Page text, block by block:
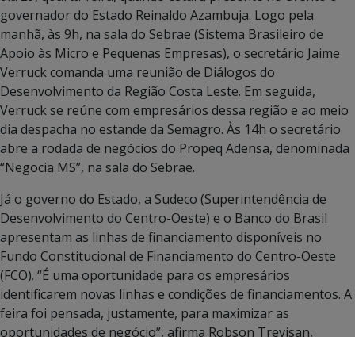
governador do Estado Reinaldo Azambuja. Logo pela
manhã, às 9h, na sala do Sebrae (Sistema Brasileiro de
Apoio às Micro e Pequenas Empresas), o secretário Jaime
Verruck comanda uma reunião de Diálogos do
Desenvolvimento da Região Costa Leste. Em seguida,
Verruck se reúne com empresários dessa região e ao meio
dia despacha no estande da Semagro. Às 14h o secretário
abre a rodada de negócios do Propeq Adensa, denominada
“Negocia MS”, na sala do Sebrae.
Já o governo do Estado, a Sudeco (Superintendência de
Desenvolvimento do Centro-Oeste) e o Banco do Brasil
apresentam as linhas de financiamento disponíveis no
Fundo Constitucional de Financiamento do Centro-Oeste
(FCO). “É uma oportunidade para os empresários
identificarem novas linhas e condições de financiamentos. A
feira foi pensada, justamente, para maximizar as
oportunidades de negócio”, afirma Robson Trevisan,